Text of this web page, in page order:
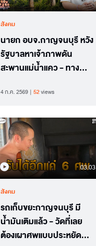
สังคม
นายก อบจ.กาญจนบุรี หวัง
รัฐบาลหาเจ้าภาพดัน
สะพานแม่น้ำแคว - ทาง
โลก
4 ก.ค. 2569 52views
03.03
สังคม
รถเก็บขยะกาญจนบุรี มี
น้ำมันเติมแล้ว - วัดที่เลย
ต้องเผาศพแบบประหยัด